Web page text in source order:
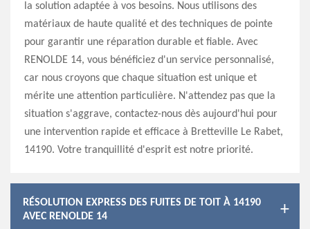
la solution adaptée à vos besoins. Nous utilisons des
matériaux de haute qualité et des techniques de pointe
pour garantir une réparation durable et fiable. Avec
RENOLDE 14, vous bénéficiez d'un service personnalisé,
car nous croyons que chaque situation est unique et
mérite une attention particulière. N'attendez pas que la
situation s'aggrave, contactez-nous dès aujourd'hui pour
une intervention rapide et efficace à Bretteville Le Rabet,
14190. Votre tranquillité d'esprit est notre priorité.
RÉSOLUTION EXPRESS DES FUITES DE TOIT À 14190
AVEC RENOLDE 14